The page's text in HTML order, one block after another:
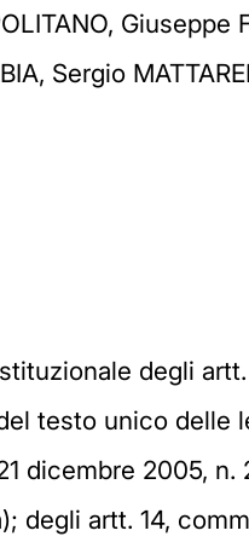
Giuseppe
Sergio
degli
testo unico
dicembre 2005,
degli artt. 14,